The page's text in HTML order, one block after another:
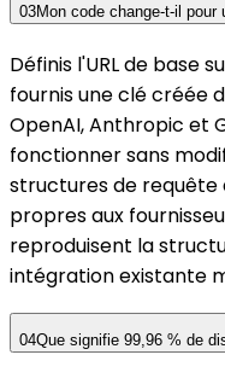
03Mon code change-t-il pour
Définis l'URL de base
fournis une clé créée
OpenAI, Anthropic et
fonctionner sans
structures de requête
propres aux
reproduisent la
intégration existante
04Que signifie 99,96 % de